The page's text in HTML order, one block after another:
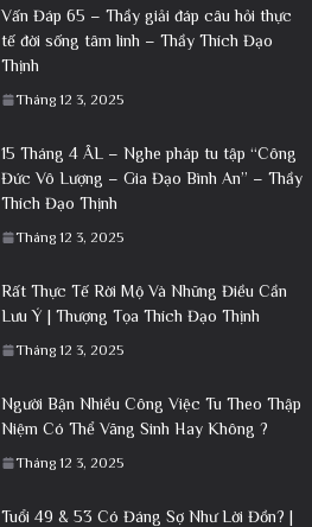
Vấn Đáp 65 – Thầy giải đáp câu hỏi thực
tế đời sống tâm linh – Thầy Thích Đạo
Thịnh
Tháng 12 3, 2025
15 Tháng 4 ÂL – Nghe pháp tu tập “Công
Đức Vô Lượng – Gia Đạo Bình An” – Thầy
Thích Đạo Thịnh
Tháng 12 3, 2025
Rất Thực Tế Rời Mộ Và Những Điều Cần
Lưu Ý | Thượng Tọa Thích Đạo Thịnh
Tháng 12 3, 2025
Người Bận Nhiều Công Việc Tu Theo Thập
Niệm Có Thể Vãng Sinh Hay Không ?
Tháng 12 3, 2025
Tuổi 49 & 53 Có Đáng Sợ Như Lời Đồn? |